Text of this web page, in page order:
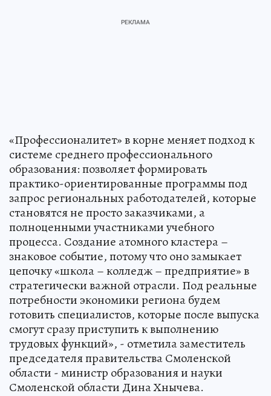
«Профессионалитет» в корне меняет подход к
системе среднего профессионального
образования: позволяет формировать
практико-ориентированные программы под
запрос региональных работодателей, которые
становятся не просто заказчиками, а
полноценными участниками учебного
процесса. Создание атомного кластера –
знаковое событие, потому что оно замыкает
цепочку «школа – колледж – предприятие» в
стратегически важной отрасли. Под реальные
потребности экономики региона будем
готовить специалистов, которые после выпуска
смогут сразу приступить к выполнению
трудовых функций», - отметила заместитель
председателя правительства Смоленской
области - министр образования и науки
Смоленской области Дина Хнычева.